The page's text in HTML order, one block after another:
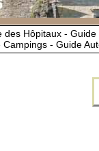
Hôpitaux -
- Guide